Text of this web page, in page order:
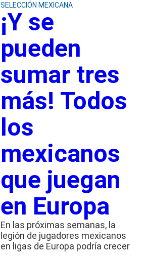
SELECCIÓN MEXICANA
¡Y se
pueden
sumar tres
más! Todos
los
mexicanos
que juegan
en Europa
En las próximas semanas, la
legión de jugadores mexicanos
en ligas de Europa podría crecer